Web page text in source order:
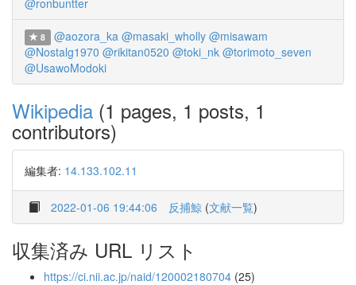
@ronbuntter
8 @aozora_ka @masaki_wholly @misawam
@Nostalg1970 @rikitan0520 @toki_nk @torimoto_seven
@UsawoModoki
Wikipedia (1 pages, 1 posts, 1
contributors)
編集者: 14.133.102.11
2022-01-06 19:44:06 反捕鯨 (文献一覧)
収集済み URL リスト
https://ci.nii.ac.jp/naid/120002180704 (25)